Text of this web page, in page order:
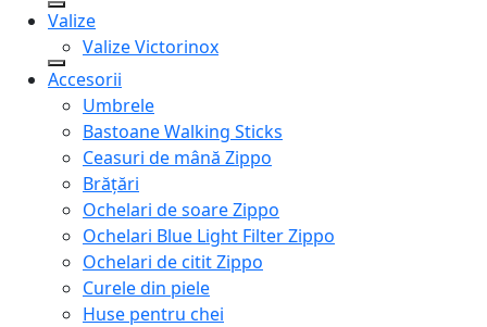
Valize
Valize Victorinox
Accesorii
Umbrele
Bastoane Walking Sticks
Ceasuri de mână Zippo
Brățări
Ochelari de soare Zippo
Ochelari Blue Light Filter Zippo
Ochelari de citit Zippo
Curele din piele
Huse pentru chei